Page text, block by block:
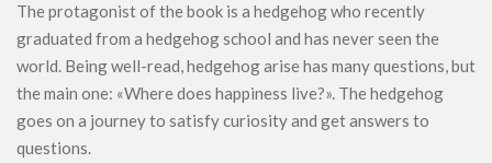
The protagonist of the book is a hedgehog who recently
graduated from a hedgehog school and has never seen the
world. Being well-read, hedgehog arise has many questions, but
the main one: «Where does happiness live?». The hedgehog
goes on a journey to satisfy curiosity and get answers to
questions.